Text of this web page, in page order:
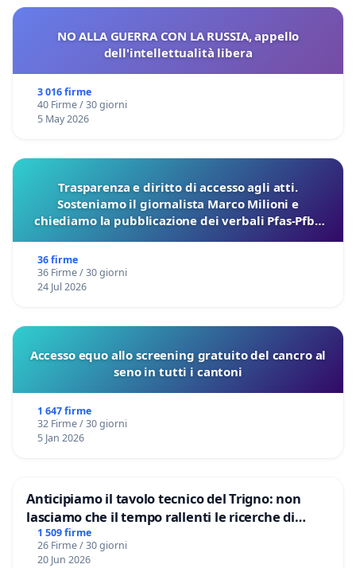
NO ALLA GUERRA CON LA RUSSIA, appello
dell'intellettualità libera
3 016 firme
40 Firme / 30 giorni
5 May 2026
Trasparenza e diritto di accesso agli atti.
Sosteniamo il giornalista Marco Milioni e
chiediamo la pubblicazione dei verbali Pfas-Pfba
36 firme
36 Firme / 30 giorni
24 Jul 2026
Accesso equo allo screening gratuito del cancro al
seno in tutti i cantoni
1 647 firme
32 Firme / 30 giorni
5 Jan 2026
Anticipiamo il tavolo tecnico del Trigno: non
lasciamo che il tempo rallenti le ricerche di
Domenico Racanati
1 509 firme
26 Firme / 30 giorni
20 Jun 2026